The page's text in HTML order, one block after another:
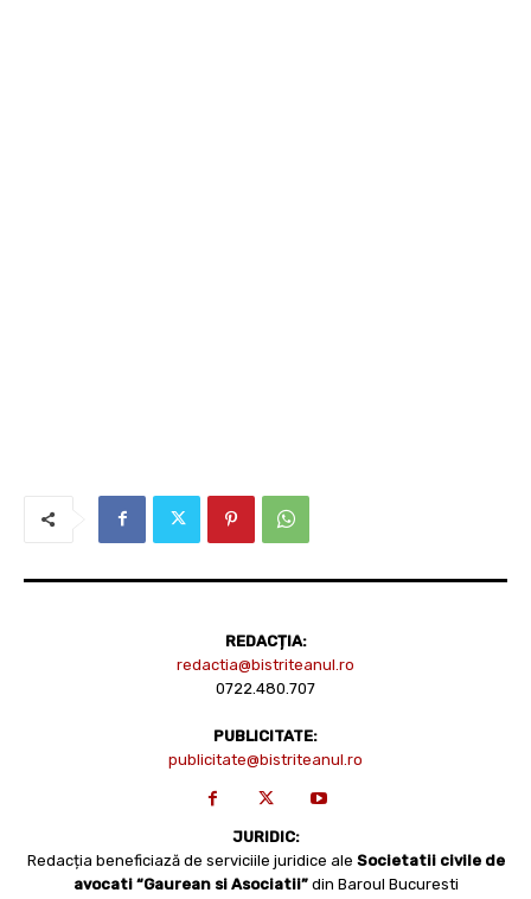
REDACȚIA:
redactia@bistriteanul.ro
0722.480.707
PUBLICITATE:
publicitate@bistriteanul.ro
JURIDIC:
Redacția beneficiază de serviciile juridice ale Societatii civile de
avocati “Gaurean si Asociatii” din Baroul Bucuresti